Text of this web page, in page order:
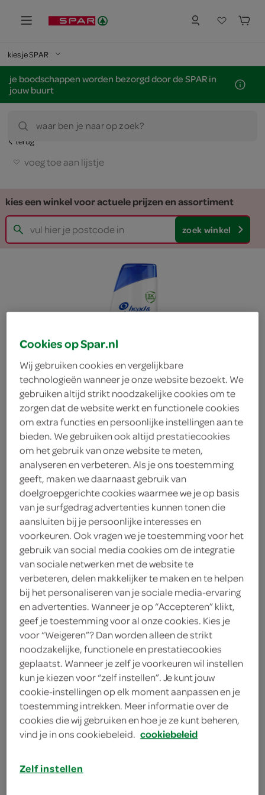
kies je SPAR
je boodschappen worden bezorgd door de SPAR in
jouw buurt
waar ben je naar op zoek?
terug
voeg toe aan lijstje
kies een winkel voor actuele prijzen en assortiment
zoek winkel
Head & Shoulders
Shampoo en conditioner
2-in-1 Anti-roos
Head & Shoulders
7.
89
250 Milliliter
Let op: aanbiedingen zijn niet zichtbaar bij de
producten, maar worden wél automatisch
verwerkt in de winkelmand.
Cookies op Spar.nl
Wij gebruiken cookies en vergelijkbare
technologieën wanneer je onze website bezoekt. We
gebruiken altijd strikt noodzakelijke cookies om te
zorgen dat de website werkt en functionele cookies
om extra functies en persoonlijke instellingen aan te
bieden. We gebruiken ook altijd prestatiecookies
om het gebruik van onze website te meten,
analyseren en verbeteren. Als je ons toestemming
geeft, maken we daarnaast gebruik van
doelgroepgerichte cookies waarmee we je op basis
van je surfgedrag advertenties kunnen tonen die
aansluiten bij je persoonlijke interesses en
voorkeuren. Ook vragen we je toestemming voor het
gebruik van social media cookies om de integratie
van sociale netwerken met de website te
verbeteren, delen makkelijker te maken en te helpen
bij het personaliseren van je sociale media-ervaring
en advertenties. Wanneer je op “Accepteren” klikt,
geef je toestemming voor al onze cookies. Kies je
voor “Weigeren”? Dan worden alleen de strikt
noodzakelijke, functionele en prestatiecookies
geplaatst. Wanneer je zelf je voorkeuren wil instellen
kun je kiezen voor “zelf instellen”. Je kunt jouw
cookie-instellingen op elk moment aanpassen en je
toestemming intrekken. Meer informatie over de
cookies die wij gebruiken en hoe je ze kunt beheren,
vind je in ons cookiebeleid. cookiebeleid
Zelf instellen